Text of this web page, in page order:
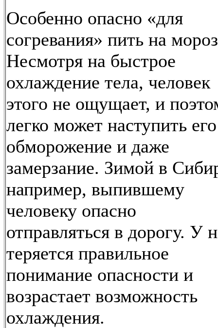
Особенно опасно «для
согревания» пить на
Несмотря на быстрое
охлаждение тела, человек
этого не ощущает, и
легко может наступить его
обморожение и даже
замерзание. Зимой в
например, выпившему
человеку опасно
отправляться в дорогу. У
теряется правильное
понимание опасности и
возрастает возможность
охлаждения.